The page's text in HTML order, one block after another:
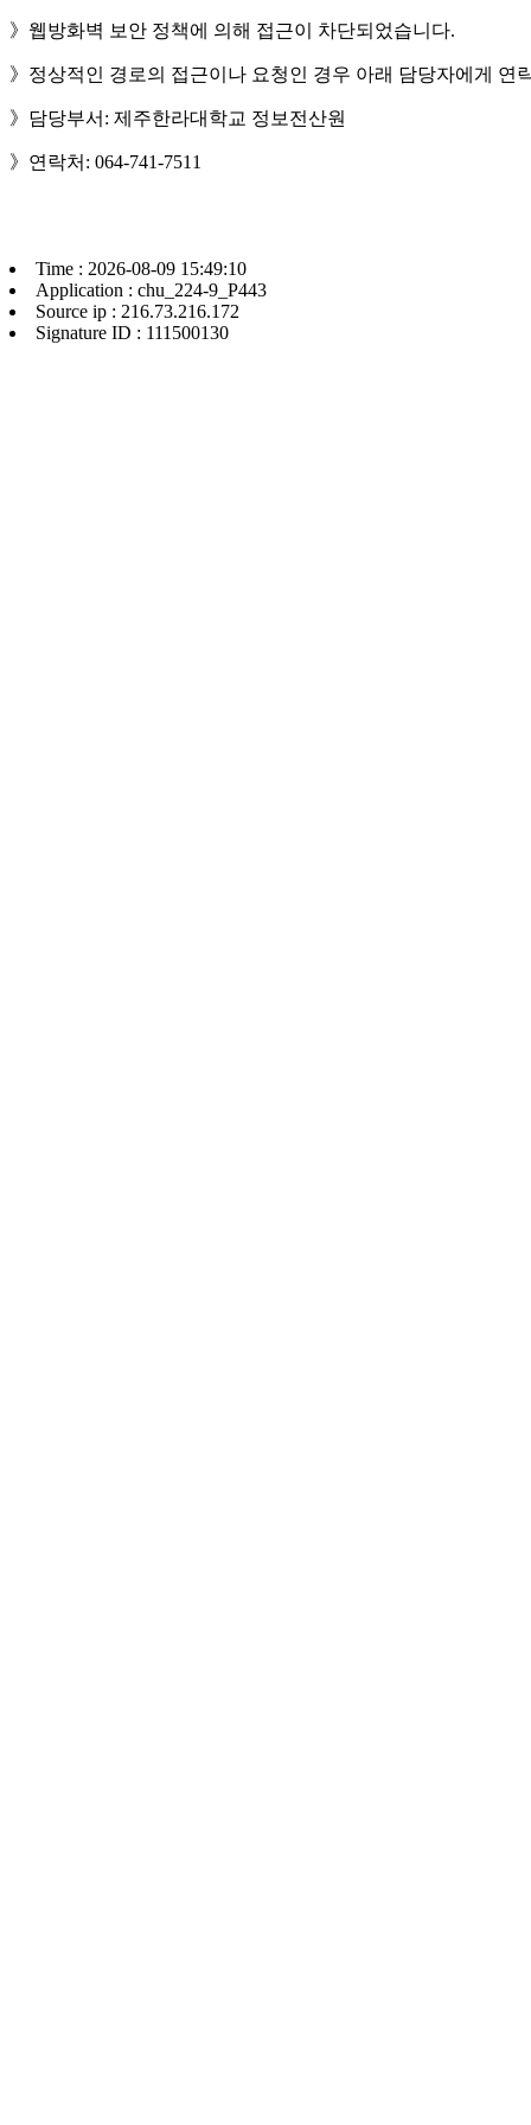
》웹방화벽 보안 정책에 의해 접근이 차단되었습니다.
》정상적인 경로의 접근이나 요청인 경우 아래 담당자에게 연
》담당부서: 제주한라대학교 정보전산원
》연락처: 064-741-7511
Time : 2026-08-09 15:49:10
Application : chu_224-9_P443
Source ip : 216.73.216.172
Signature ID : 111500130